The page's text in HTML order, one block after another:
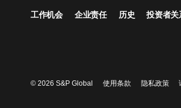
工作机会 企业责任 历史 投资者关
© 2026 S&P Global 使用条款 隐私政策